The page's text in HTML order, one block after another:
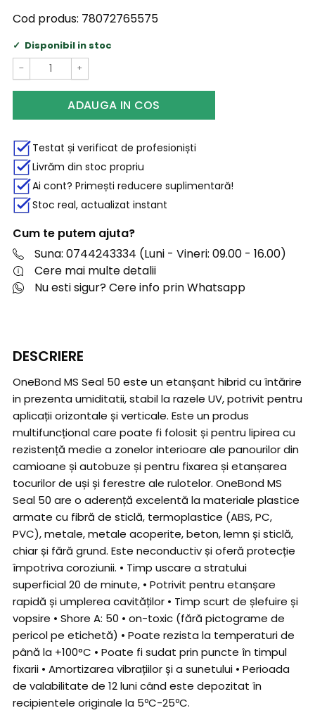
Cod produs: 78072765575
Disponibil in stoc
− +
ADAUGA IN COS
Testat și verificat de profesioniști
Livrăm din stoc propriu
Ai cont? Primești reducere suplimentară!
Stoc real, actualizat instant
Cum te putem ajuta?
Suna: 0744243334 (Luni - Vineri: 09.00 - 16.00)
Cere mai multe detalii
Nu esti sigur? Cere info prin Whatsapp
DESCRIERE
OneBond MS Seal 50 este un etanșant hibrid cu întărire
in prezenta umiditatii, stabil la razele UV, potrivit pentru
aplicații orizontale și verticale. Este un produs
multifuncțional care poate fi folosit și pentru lipirea cu
rezistență medie a zonelor interioare ale panourilor din
camioane și autobuze și pentru fixarea și etanșarea
tocurilor de uși și ferestre ale rulotelor. OneBond MS
Seal 50 are o aderență excelentă la materiale plastice
armate cu fibră de sticlă, termoplastice (ABS, PC,
PVC), metale, metale acoperite, beton, lemn și sticlă,
chiar și fără grund. Este neconductiv și oferă protecție
împotriva coroziunii. • Timp uscare a stratului
superficial 20 de minute, • Potrivit pentru etanșare
rapidă și umplerea cavităților • Timp scurt de șlefuire și
vopsire • Shore A: 50 • on-toxic (fără pictograme de
pericol pe etichetă) • Poate rezista la temperaturi de
până la +100°C • Poate fi sudat prin puncte în timpul
fixarii • Amortizarea vibrațiilor și a sunetului • Perioada
de valabilitate de 12 luni când este depozitat în
recipientele originale la 5ºC-25ºC.